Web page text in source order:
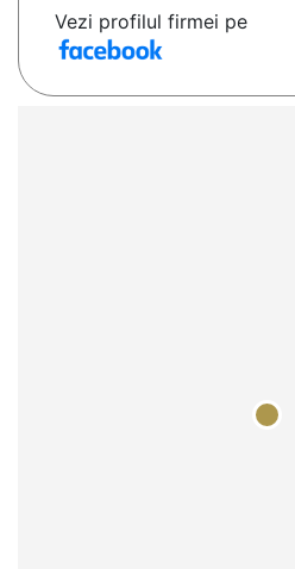
Vezi profilul firmei pe